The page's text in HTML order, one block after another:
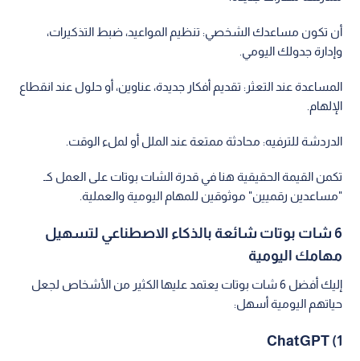
أن تكون مساعدك الشخصي: تنظيم المواعيد، ضبط التذكيرات،
وإدارة جدولك اليومي.
المساعدة عند التعثر: تقديم أفكار جديدة، عناوين، أو حلول عند انقطاع
الإلهام.
الدردشة للترفيه: محادثة ممتعة عند الملل أو لملء الوقت.
تكمن القيمة الحقيقية هنا في قدرة الشات بوتات على العمل كـ
"مساعدين رقميين" موثوقين للمهام اليومية والعملية.
6 شات بوتات شائعة بالذكاء الاصطناعي لتسهيل
مهامك اليومية
إليك أفضل 6 شات بوتات يعتمد عليها الكثير من الأشخاص لجعل
حياتهم اليومية أسهل:
1) ChatGPT